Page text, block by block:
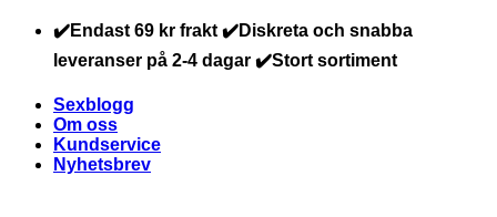
Skip
content
✔️Endast 69 kr frakt ✔️Diskreta och snabba
leveranser på 2-4 dagar ✔️Stort sortiment
Sexblogg
Om oss
Kundservice
Nyhetsbrev